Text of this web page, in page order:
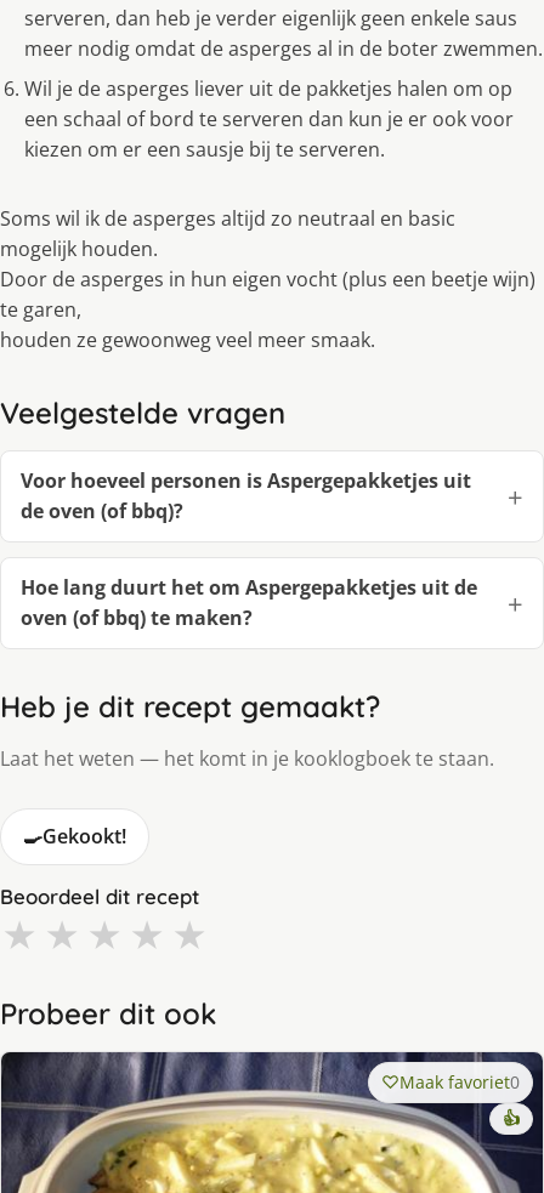
serveren, dan heb je verder eigenlijk geen enkele saus
meer nodig omdat de asperges al in de boter zwemmen.
Wil je de asperges liever uit de pakketjes halen om op
een schaal of bord te serveren dan kun je er ook voor
kiezen om er een sausje bij te serveren.
Soms wil ik de asperges altijd zo neutraal en basic
mogelijk houden.
Door de asperges in hun eigen vocht (plus een beetje wijn)
te garen,
houden ze gewoonweg veel meer smaak.
Veelgestelde vragen
Voor hoeveel personen is Aspergepakketjes uit
de oven (of bbq)?
Hoe lang duurt het om Aspergepakketjes uit de
oven (of bbq) te maken?
Heb je dit recept gemaakt?
Laat het weten — het komt in je kooklogboek te staan.
🍳Gekookt!
Beoordeel dit recept
★ ★ ★ ★ ★
Probeer dit ook
Maak favoriet0
👍